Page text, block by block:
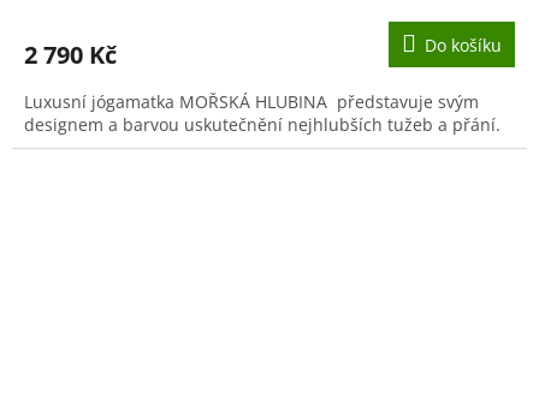
2 790 Kč Do košíku
Luxusní jógamatka MOŘSKÁ HLUBINA představuje svým
designem a barvou uskutečnění nejhlubších tužeb a přání.